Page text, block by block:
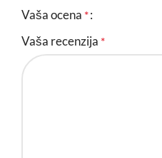
Vaša ocena *
Vaša recenzija *